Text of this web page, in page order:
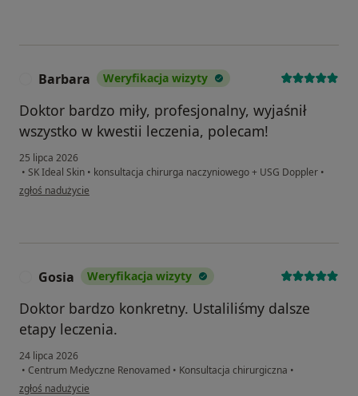
Barbara Weryfikacja wizyty
Doktor bardzo miły, profesjonalny, wyjaśnił
wszystko w kwestii leczenia, polecam!
25 lipca 2026
• SK Ideal Skin • konsultacja chirurga naczyniowego + USG Doppler •
w opinii użytkownika Barbara
zgłoś nadużycie
Gosia Weryfikacja wizyty
Doktor bardzo konkretny. Ustaliliśmy dalsze
etapy leczenia.
24 lipca 2026
• Centrum Medyczne Renovamed • Konsultacja chirurgiczna •
w opinii użytkownika Gosia
zgłoś nadużycie